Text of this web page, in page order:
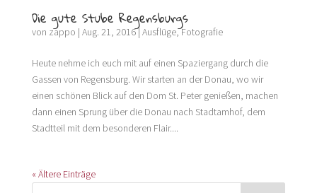
Die gute Stube Regensburgs
von zappo | Aug. 21, 2016| Ausflüge,Fotografie
Heute nehme ich euch mit auf einen Spaziergang durch die
Gassen von Regensburg. Wir starten an der Donau, wo wir
einen schönen Blick auf den Dom St. Peter genießen, machen
dann einen Sprung über die Donau nach Stadtamhof, dem
Stadtteil mit dem besonderen Flair....
« Ältere Einträge